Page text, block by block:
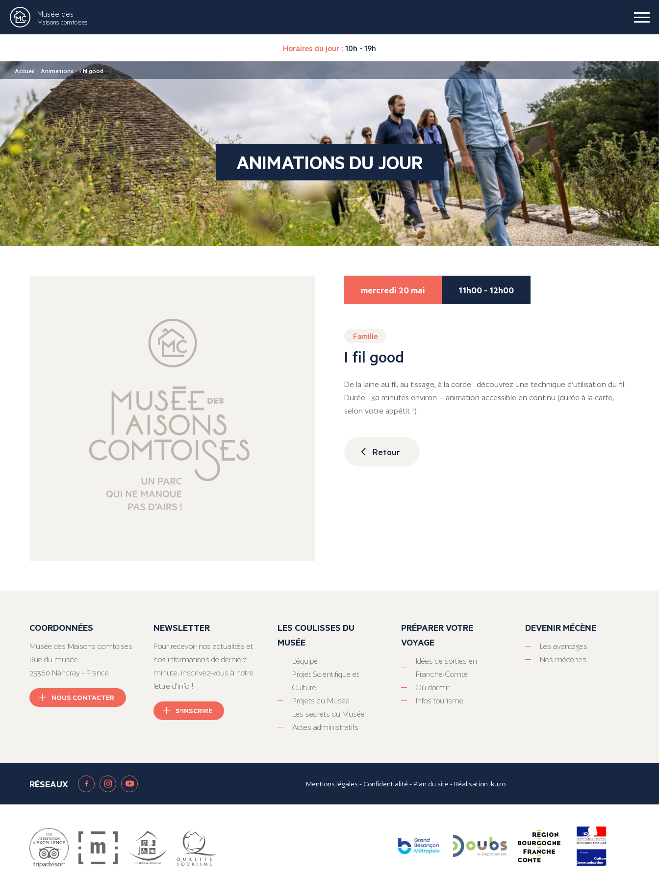
Musée des
Maisons comtoises
Horaires du jour : 10h - 19h
Accueil > Animations>I fil good
ANIMATIONS DU JOUR
mercredi 20 mai 11h00 - 12h00
Famille
I fil good
De la laine au fil, au tissage, à la corde : découvrez une technique d’utilisation du fil.
Durée : 30 minutes environ – animation accessible en continu (durée à la carte,
selon votre appétit !)
Retour
COORDONNÉES
Musée des Maisons comtoises
Rue du musée
25360 Nancray - France
NOUS CONTACTER
NEWSLETTER
Pour recevoir nos actualités et
nos informations de dernière
minute, inscrivez-vous à notre
lettre d’info !
S'INSCRIRE
LES COULISSES DU
MUSÉE
L’équipe
Projet Scientifique et
Culturel
Projets du Musée
Les secrets du Musée
Actes administratifs
PRÉPARER VOTRE
VOYAGE
Idées de sorties en
Franche-Comté
Où dormir
Infos tourisme
DEVENIR MÉCÈNE
Les avantages
Nos mécènes
RÉSEAUX Mentions légales - Confidentialité -Plan du site - Réalisationikuzo